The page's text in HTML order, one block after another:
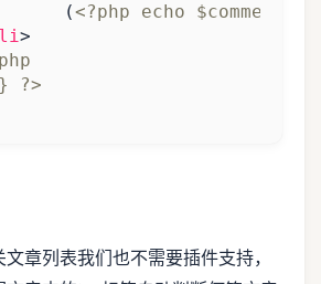
		(
<?php echo
li>
?>
章列表我们也不需要插件支持，